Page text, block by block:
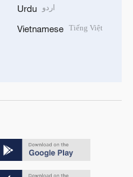
Urdu اردو
Vietnamese Tiếng Việt